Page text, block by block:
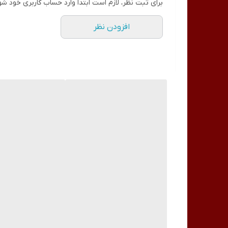
برای ثبت نظر، لازم است ابتدا وارد حساب کاربری خود
افزودن نظر